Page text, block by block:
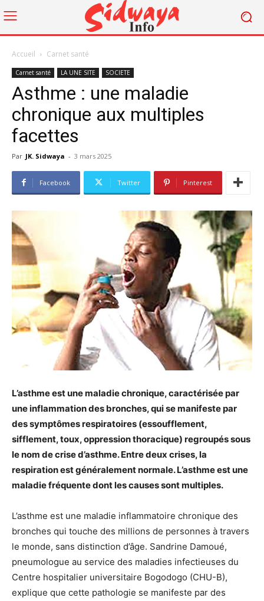
Accueil Carnet santé
Carnet santé LA UNE SITE SOCIETE
Asthme : une maladie
chronique aux multiples
facettes
Par JK. Sidwaya - 3 mars 2025
Facebook Twitter Pinterest
L’asthme est une maladie chronique, caractérisée par
une inflammation des bronches, qui se manifeste par
des symptômes respiratoires (essoufflement,
sifflement, toux, oppression thoracique) regroupés sous
le nom de crise d’asthme. Entre deux crises, la
respiration est généralement normale. L’asthme est une
maladie fréquente dont les causes sont multiples.
L’asthme est une maladie inflammatoire chronique des
bronches qui touche des millions de personnes à travers
le monde, sans distinction d’âge. Sandrine Damoué,
pneumologue au service des maladies infectieuses du
Centre hospitalier universitaire Bogodogo (CHU-B),
explique que cette pathologie se manifeste par des